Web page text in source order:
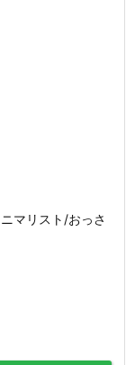
マリスト/おっさ